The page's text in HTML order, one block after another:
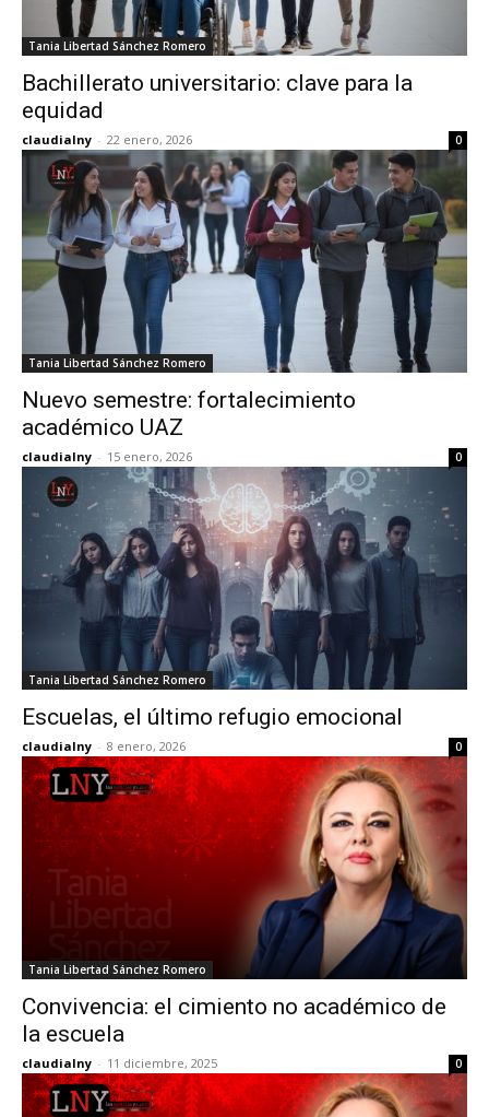
Tania Libertad Sánchez Romero
Bachillerato universitario: clave para la
equidad
claudialny - 22 enero, 2026 0
Tania Libertad Sánchez Romero
Nuevo semestre: fortalecimiento
académico UAZ
claudialny - 15 enero, 2026 0
Tania Libertad Sánchez Romero
Escuelas, el último refugio emocional
claudialny - 8 enero, 2026 0
Tania Libertad Sánchez Romero
Convivencia: el cimiento no académico de
la escuela
claudialny - 11 diciembre, 2025 0